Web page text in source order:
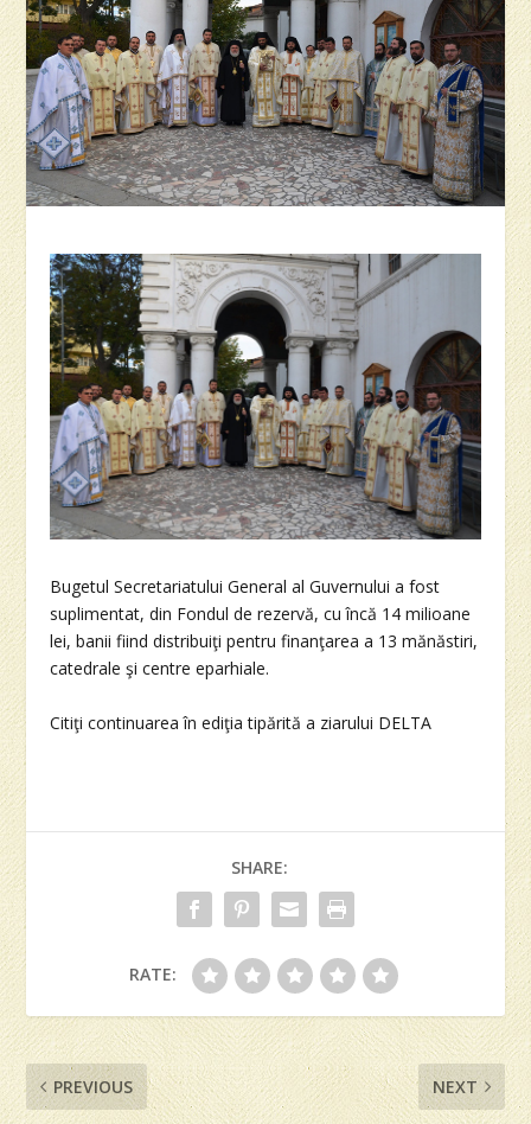
Bugetul Secretariatului General al Guvernului a fost
suplimentat, din Fondul de rezervă, cu încă 14 milioane
lei, banii fiind distribuiţi pentru finanţarea a 13 mănăstiri,
catedrale şi centre eparhiale.
Citiţi continuarea în ediţia tipărită a ziarului DELTA
SHARE:
RATE:
PREVIOUS NEXT